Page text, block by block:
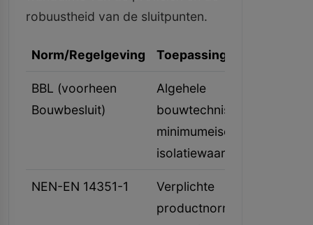
robuustheid van de sluitpunten.
Norm/Regelgeving Toepassingsgebied
BBL (voorheen
Bouwbesluit)
Algehele
bouwtechnische
minimumeisen en
isolatiewaarden
NEN-EN 14351-1
Verplichte
productnorm en CE-